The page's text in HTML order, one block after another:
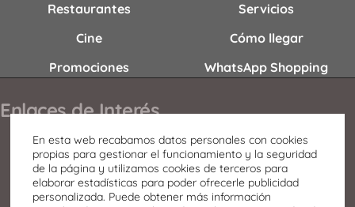
Restaurantes
Cine
Promociones
Servicios
Cómo llegar
WhatsApp Shopping
Enlaces de Interés
Contacto
Horario
Oportunidades de negocio
En esta web recabamos datos personales con cookies
propias para gestionar el funcionamiento y la seguridad
de la página y utilizamos cookies de terceros para
elaborar estadísticas para poder ofrecerle publicidad
personalizada. Puede obtener más información